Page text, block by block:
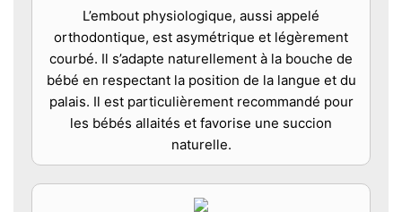
L’embout physiologique, aussi appelé
orthodontique, est asymétrique et légèrement
courbé. Il s’adapte naturellement à la bouche de
bébé en respectant la position de la langue et du
palais. Il est particulièrement recommandé pour
les bébés allaités et favorise une succion
naturelle.